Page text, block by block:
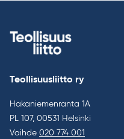
Teollisuusliitto ry
Hakaniemenranta 1A
PL 107, 00531 Helsinki
Vaihde 020 774 001